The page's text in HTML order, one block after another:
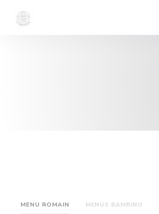
MENU ROMAIN MENUS BAMBINO